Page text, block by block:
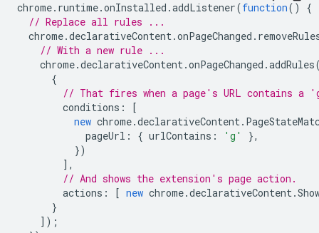
chrome. runtime.onInstalled .addListener(function()
{
// Replace all rules ...
chrome.declarativeContent.onPageChanged .
// With a new rule ...
chrome.declarativeContent.onPageChanged .addRules
{
// That fires when a page's URL contains
conditions :
[
new chrome.declarativeContent.
pageUrl : { urlContains : 'g'
},
})
],
// And shows the extension's page action.
actions : [ new chrome.declarativeContent.
}
]);